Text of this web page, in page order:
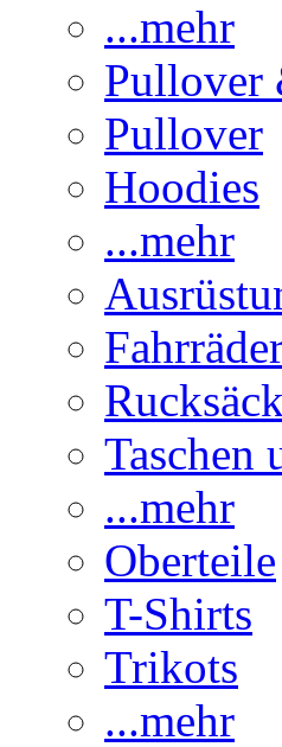
...mehr
Pullover
Pullover
Hoodies
...mehr
Taschen
...mehr
Oberteile
T-Shirts
Trikots
...mehr